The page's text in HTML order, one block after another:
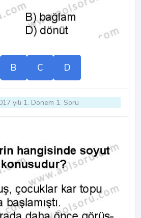
B C D
yılı 1. Dönem 1. Soru